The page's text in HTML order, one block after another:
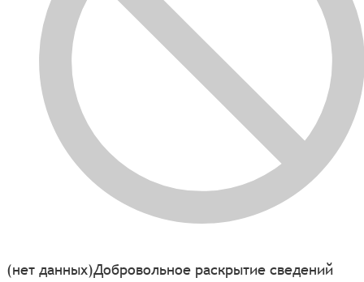
(нет данных)Добровольное раскрытие сведений